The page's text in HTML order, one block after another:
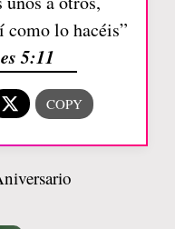
como lo hacéis”
5:11